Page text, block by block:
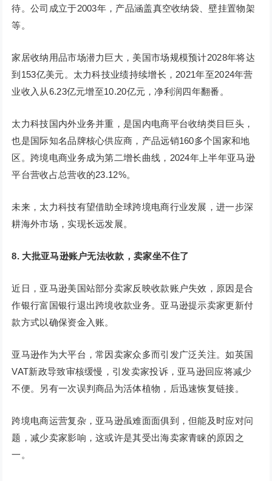
待。公司成立于2003年，产品涵盖真空收纳袋、壁挂置物架
等。
家居收纳用品市场潜力巨大，美国市场规模预计2028年将达
到153亿美元。太力科技业绩持续增长，2021年至2024年营
业收入从6.23亿元增至10.20亿元，净利润四年翻番。
太力科技国内外业务并重，是国内电商平台收纳类目巨头，
也是国际知名品牌核心供应商，产品远销160多个国家和地
区。跨境电商业务成为第二增长曲线，2024年上半年亚马逊
平台营收占总营收的23.12%。
未来，太力科技有望借助全球跨境电商行业发展，进一步深
耕海外市场，实现长远发展。
8. 大批亚马逊账户无法收款，卖家坐不住了
近日，亚马逊美国站部分卖家反映收款账户失效，原因是合
作银行富国银行退出跨境收款业务。亚马逊提示卖家更新付
款方式以确保资金入账。
亚马逊作为大平台，常因卖家众多而引发广泛关注。如英国
VAT新政导致审核缓慢，引发卖家投诉，亚马逊回应将减少
不便。另有一次误判商品为活体植物，后迅速恢复链接。
跨境电商运营复杂，亚马逊虽难面面俱到，但能及时应对问
题，减少卖家影响，这或许是其受出海卖家青睐的原因之
一。